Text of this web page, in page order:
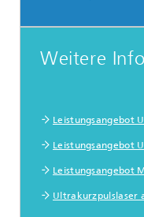
Weitere
Leistungsangebot
Leistungsangebot
Leistungsangebot
Ultrakurzpulslaser